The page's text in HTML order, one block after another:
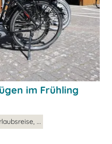
im Frühling
...